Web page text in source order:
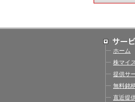
ホーム
株マイ
提供サ
無料銘
直近提